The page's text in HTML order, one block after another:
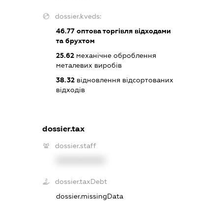
dossier.kveds:
46.77 оптова торгівля відходами
та брухтом
25.62 механічне оброблення
металевих виробів
38.32 відновлення відсортованих
відходів
dossier.tax
dossier.staff
dossier.taxDebt
dossier.missingData